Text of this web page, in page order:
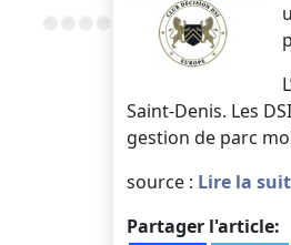
Saint-Denis. Les
gestion de parc
source : Lire la
Partager l'article: